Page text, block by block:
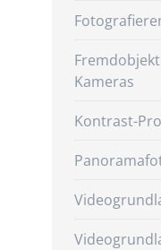
Kameras
Kontrast-